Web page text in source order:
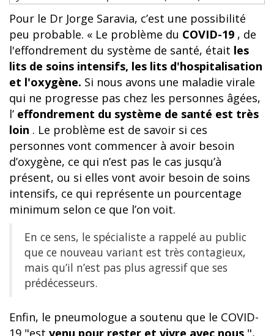
Pour le Dr Jorge Saravia, c’est une possibilité
peu probable. « Le problème du COVID-19 , de
l'effondrement du système de santé, était les
lits de soins intensifs, les lits d'hospitalisation
et l'oxygène. Si nous avons une maladie virale
qui ne progresse pas chez les personnes âgées,
l’ effondrement du système de santé est très
loin . Le problème est de savoir si ces
personnes vont commencer à avoir besoin
d’oxygène, ce qui n’est pas le cas jusqu’à
présent, ou si elles vont avoir besoin de soins
intensifs, ce qui représente un pourcentage
minimum selon ce que l’on voit.
En ce sens, le spécialiste a rappelé au public
que ce nouveau variant est très contagieux,
mais qu’il n’est pas plus agressif que ses
prédécesseurs.
Enfin, le pneumologue a soutenu que le COVID-
19 "est venu pour rester et vivre avec nous ",